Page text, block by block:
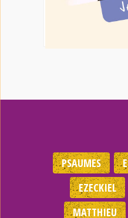
PSAUMES
EZECKIEL
MATTHIEU